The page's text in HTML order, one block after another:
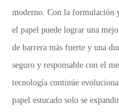
moderno. Con la formulación
el papel puede lograr una
de barrera más fuerte y una
seguro y responsable con el
tecnología continúe
papel estucado solo se